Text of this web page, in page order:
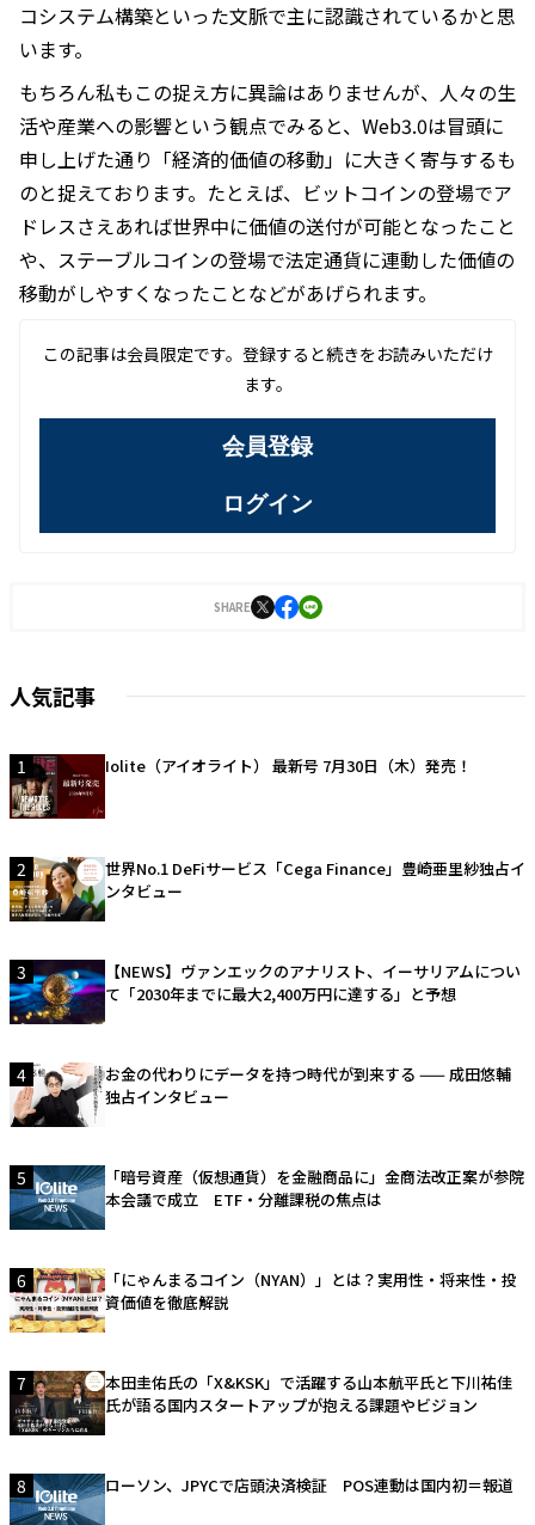
コシステム構築といった文脈で主に認識されているかと思
います。
もちろん私もこの捉え方に異論はありませんが、人々の生
活や産業への影響という観点でみると、Web3.0は冒頭に
申し上げた通り「経済的価値の移動」に大きく寄与するも
のと捉えております。たとえば、ビットコインの登場でア
ドレスさえあれば世界中に価値の送付が可能となったこと
や、ステーブルコインの登場で法定通貨に連動した価値の
移動がしやすくなったことなどがあげられます。
この記事は会員限定です。登録すると続きをお読みいただけ
ます。
会員登録
ログイン
SHARE
人気記事
1 Iolite（アイオライト） 最新号 7月30日（木）発売！
2
世界No.1 DeFiサービス「Cega Finance」豊崎亜里紗独占イ
ンタビュー
3
【NEWS】ヴァンエックのアナリスト、イーサリアムについ
て「2030年までに最大2,400万円に達する」と予想
4
お金の代わりにデータを持つ時代が到来する —— 成田悠輔
独占インタビュー
5
「暗号資産（仮想通貨）を金融商品に」金商法改正案が参院
本会議で成立 ETF・分離課税の焦点は
6
「にゃんまるコイン（NYAN）」とは？実用性・将来性・投
資価値を徹底解説
7
本田圭佑氏の「X&KSK」で活躍する山本航平氏と下川祐佳
氏が語る国内スタートアップが抱える課題やビジョン
8 ローソン、JPYCで店頭決済検証 POS連動は国内初＝報道